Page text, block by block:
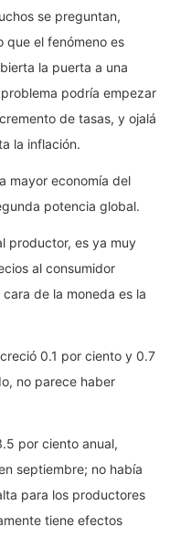
se preguntan,
que el fenómeno es
la puerta a una
podría empezar
de tasas, y ojalá
la inflación.
mayor economía del
potencia global.
productor, es ya muy
al consumidor
de la moneda es la
0.1 por ciento y 0.7
no parece haber
por ciento anual,
septiembre; no había
para los productores
tiene efectos